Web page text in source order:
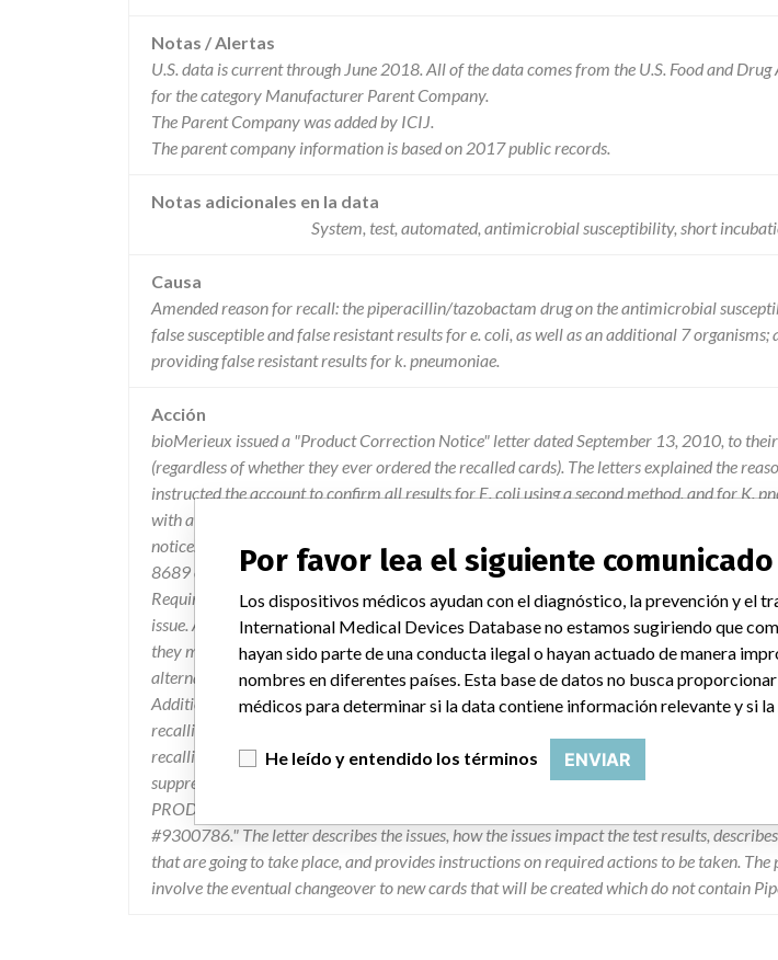
Notas / Alertas
U.S. data is current through June 2018. All of the data comes from the U.S. Food and
for the category Manufacturer Parent Company.
The Parent Company was added by ICIJ.
The parent company information is based on 2017 public records.
Notas adicionales en la data
System, test, automated, antimicrobial susceptibility, short
Causa
Amended reason for recall: the piperacillin/tazobactam drug on the antimicrobial
false susceptible and false resistant results for e. coli, as well as an additional 7 organisms;
providing false resistant results for k. pneumoniae.
Acción
bioMerieux issued a "Product Correction Notice" letter dated September 13, 2010, to
(regardless of whether they ever ordered the recalled cards). The letters explained the
instructed the account to confirm all results for E. coli using a second method, and for K.
with a second method only for resistant results. These alternate test confirmations are to
notice. The customers were to complete and return the enclosed Acknowledgement Form
8689 or (919) 620-6350 which indicate that the notice has been read, the instructions
Required" section were followed, and notes if they have received any reports of illness or
issue. All future shipments will include an orange multilanguage insert to go into the boxes
they must perform an alternate test for TZP/E. coli combinations and that customers
alternate method prior to reporting TZP results when a resistant result is obtained for the
Additionally, this recall letter will accompany shipments of instrument software kits for
recalling firm issued a press release on 10/27/10 via the Associated Press notifying the
recalling firm expanded their recall to add 7 more organisms to the list of organism testing
suppressed. As a result the recalling firm issued a letter dated 3/30/11 via Fed Ex on 4/4/
PRODUCT CORRECTION NOTICE (EXPANDED RECALL), VITEK 2 Piperacillin/
#9300786." The letter describes the issues, how the issues impact the test results,
that are going to take place, and provides instructions on required actions to be taken.
involve the eventual changeover to new cards that will be created which do not contain
Por favor lea el siguiente
Los dispositivos médicos ayudan con el diagnóstico, la prevención y el
International Medical Devices Database no estamos sugiriendo que
hayan sido parte de una conducta ilegal o hayan actuado de manera
nombres en diferentes países. Esta base de datos no busca
médicos para determinar si la data contiene información relevante y si
He leído y entendido los términos ENVIAR